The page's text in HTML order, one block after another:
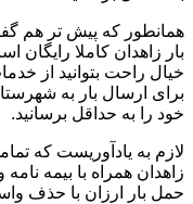
همانطور که پیش تر هم
بار زاهدان کاملا رایگان
خیال راحت بتوانید از
برای ارسال بار به
خود را به حداقل برسانید.
لازم به یادآوریست که
زاهدان همراه با بیمه
حمل بار ارزان با حذف